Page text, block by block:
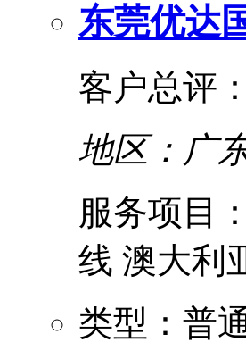
东莞优达
客户总评：
地区：广
服务项目
线 澳大利
类型：普